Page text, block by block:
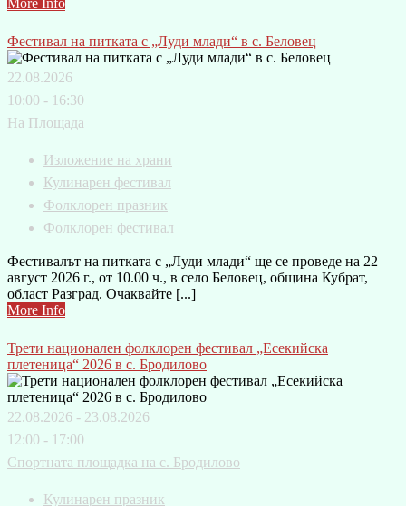
More Info
Фестивал на питката с „Луди млади“ в с. Беловец
22.08.2026
10:00 - 16:30
На Площада
Изложение на храни
Кулинарен фестивал
Фолклорен празник
Фолклорен фестивал
Фестивалът на питката с „Луди млади“ ще се проведе на 22
август 2026 г., от 10.00 ч., в село Беловец, община Кубрат,
област Разград. Очаквайте [...]
More Info
Трети национален фолклорен фестивал „Есекийска
плетеница“ 2026 в с. Бродилово
22.08.2026 - 23.08.2026
12:00 - 17:00
Спортната площадка на с. Бродилово
Кулинарен празник